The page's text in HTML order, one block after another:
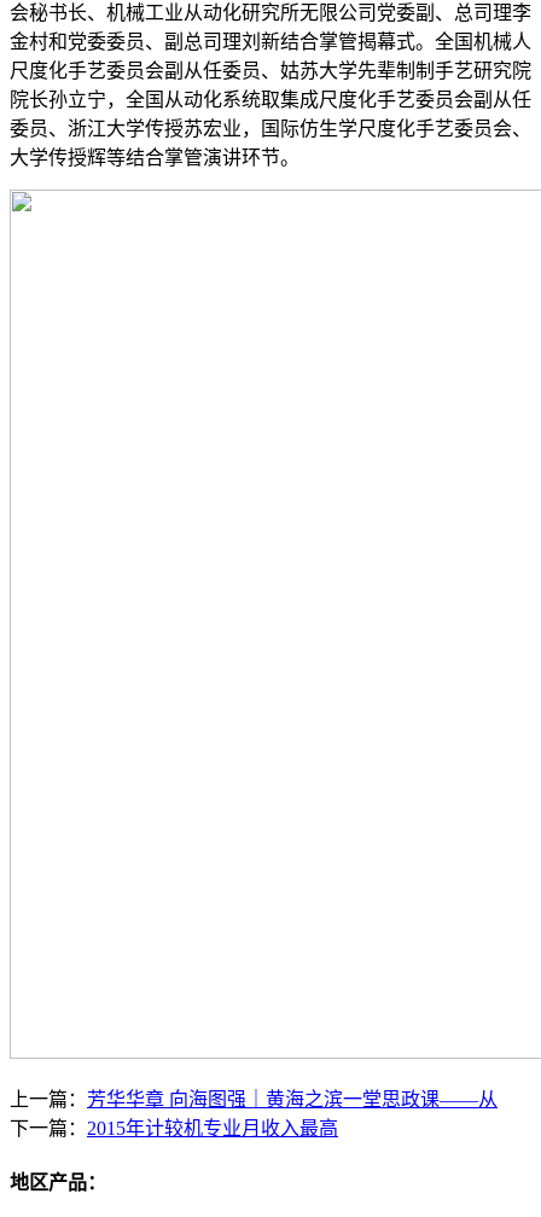
会秘书长、机械工业从动化研究所无限公司党委副、总司理李
金村和党委委员、副总司理刘新结合掌管揭幕式。全国机械人
尺度化手艺委员会副从任委员、姑苏大学先辈制制手艺研究院
院长孙立宁，全国从动化系统取集成尺度化手艺委员会副从任
委员、浙江大学传授苏宏业，国际仿生学尺度化手艺委员会、
大学传授辉等结合掌管演讲环节。
上一篇： 芳华华章 向海图强｜黄海之滨一堂思政课——从
下一篇： 2015年计较机专业月收入最高
地区产品：